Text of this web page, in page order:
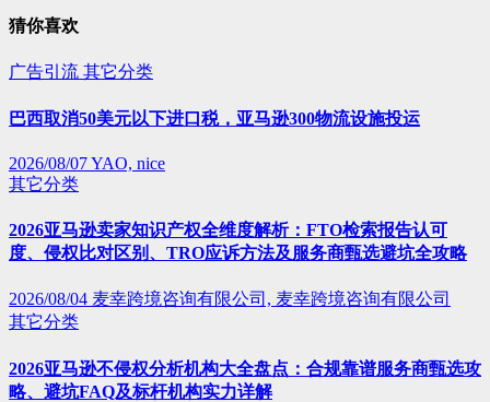
猜你喜欢
广告引流 其它分类
巴西取消50美元以下进口税，亚马逊300物流设施投运
2026/08/07YAO, nice
其它分类
2026亚马逊卖家知识产权全维度解析：FTO检索报告认可
度、侵权比对区别、TRO应诉方法及服务商甄选避坑全攻略
2026/08/04 麦幸跨境咨询有限公司, 麦幸跨境咨询有限公司
其它分类
2026亚马逊不侵权分析机构大全盘点：合规靠谱服务商甄选攻
略、避坑FAQ及标杆机构实力详解